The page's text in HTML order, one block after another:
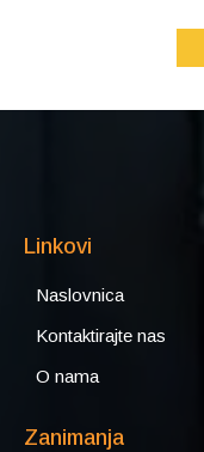
Linkovi
Naslovnica
Kontaktirajte nas
O nama
Zanimanja